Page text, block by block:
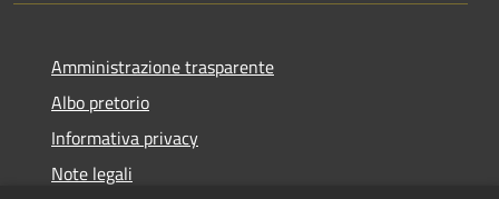
Amministrazione trasparente
Albo pretorio
Informativa privacy
Note legali